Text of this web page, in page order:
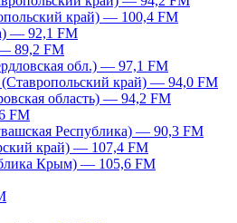
край) — 100,4 FM
— 92,1 FM
89,2 FM
обл.) — 97,1 FM
(Ставропольский край) — 94,0 FM
область) — 94,2 FM
FM
Республика) — 90,3 FM
край) — 107,4 FM
Крым) — 105,6 FM